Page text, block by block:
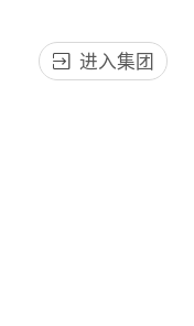
进入集团